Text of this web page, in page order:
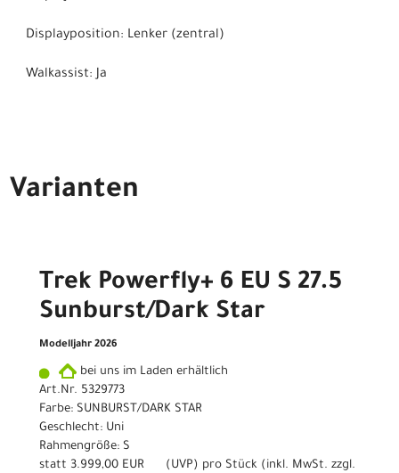
Displayposition: Lenker (zentral)
Walkassist: Ja
Varianten
Trek Powerfly+ 6 EU S 27.5
Sunburst/Dark Star
Modelljahr 2026
bei uns im Laden erhältlich
Art.Nr. 5329773
Farbe: SUNBURST/DARK STAR
Geschlecht: Uni
Rahmengröße: S
statt 3.999,00 EUR ( UVP) pro Stück (inkl. MwSt. zzgl.